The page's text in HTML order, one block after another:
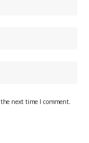
next time I comment.